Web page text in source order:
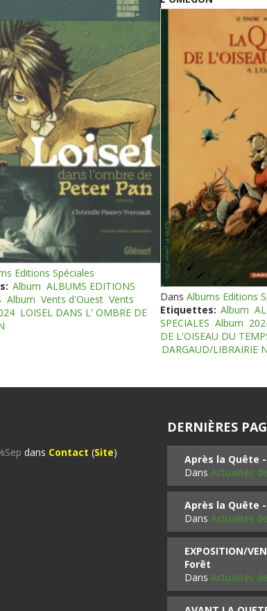
Editions Spéciales
Album ALBUMS EDITIONS
Album Vents d'Ouest Vents
LOISEL DANS L' OMBRE DE
Dans Albums Editions
Etiquettes: Album
SPECIALES Album
DE L'OISEAU DU
DARGAUD/LIBRAIRIE
dans Contact (Site)
DERNIÈRES
Après la Quête
Dans Actualités
Après la Quête
Dans Actualités
EXPOSITION/
Forêt
Dans Actualités